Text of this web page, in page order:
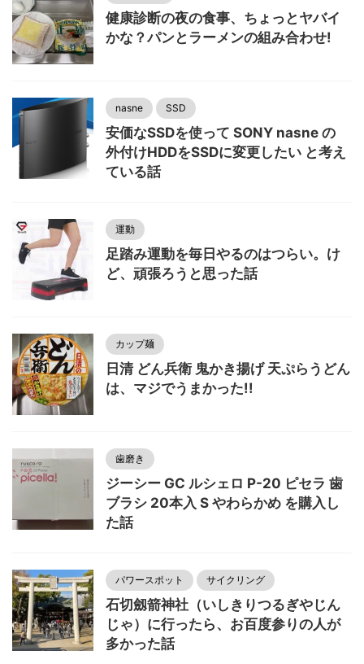
健康診断の夜の食事、ちょっとヤバイ
かな？パンとラーメンの組み合わせ!
nasne SSD
安価なSSDを使って SONY nasne の
外付けHDDをSSDに変更したい と考え
ている話
運動
足踏み運動を毎日やるのはつらい。け
ど、頑張ろうと思った話
カップ麺
日清 どん兵衛 鬼かき揚げ 天ぷらうどん
は、マジでうまかった!!
歯磨き
ジーシー GC ルシェロ P-20 ピセラ 歯
ブラシ 20本入 S やわらかめ を購入し
た話
パワースポット サイクリング
石切劔箭神社（いしきりつるぎやじん
じゃ）に行ったら、お百度参りの人が
多かった話